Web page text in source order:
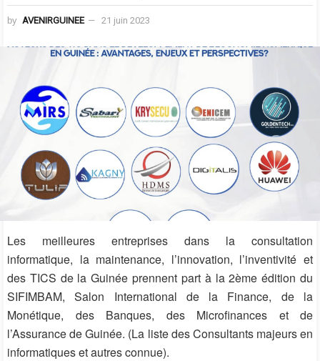
by AVENIRGUINEE 21 juin 2023
Les meilleures entreprises dans la consultation
informatique, la maintenance, l’innovation, l’inventivité et
des TICS de la Guinée prennent part à la 2ème édition du
SIFIMBAM, Salon International de la Finance, de la
Monétique, des Banques, des Microfinances et de
l’Assurance de Guinée. (La liste des Consultants majeurs en
informatiques et autres connue).